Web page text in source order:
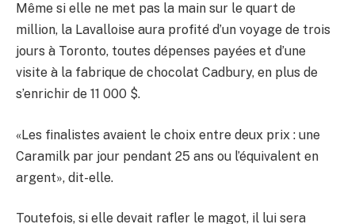
Même si elle ne met pas la main sur le quart de
million, la Lavalloise aura profité d’un voyage de trois
jours à Toronto, toutes dépenses payées et d’une
visite à la fabrique de chocolat Cadbury, en plus de
s’enrichir de 11 000 $.
«Les finalistes avaient le choix entre deux prix : une
Caramilk par jour pendant 25 ans ou l’équivalent en
argent», dit-elle.
Toutefois, si elle devait rafler le magot, il lui sera